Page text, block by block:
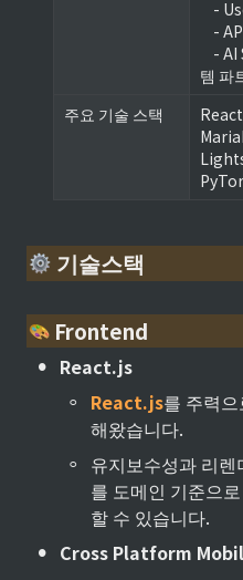
템 파
주요 기술 스택
기술스택
Frontend
• React.js
◦ React.js를 주력
해왔습니다.
◦ 유지보수성과 리
를 도메인 기준으
할 수 있습니다.
• Cross Platform